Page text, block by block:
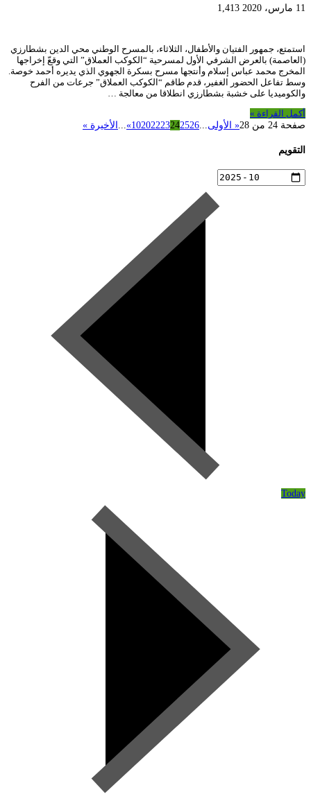
11 مارس، 2020 1,413
استمتع، جمهور الفتيان والأطفال، الثلاثاء، بالمسرح الوطني محي الدين بشطارزي
(العاصمة) بالعرض الشرفي الأول لمسرحية “الكوكب العملاق” التي وقعّ إخراجها
المخرج محمد عباس إسلام وأنتجها مسرح بسكرة الجهوي الذي يديره أحمد خوصة.
وسط تفاعل الحضور الغفير، قدم طاقم “الكوكب العملاق” جرعات من الفرح
والكوميديا على خشبة بشطارزي انطلاقا من معالجة …
أكمل القراءة »
صفحة 24 من 28
« الأولى...
10202223242526
»
... الأخيرة »
التقويم
Today